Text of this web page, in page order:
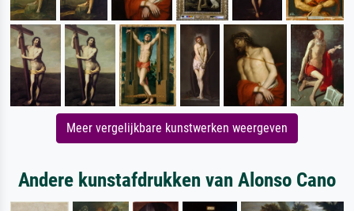
Meer vergelijkbare kunstwerken weergeven
Andere kunstafdrukken van Alonso Cano